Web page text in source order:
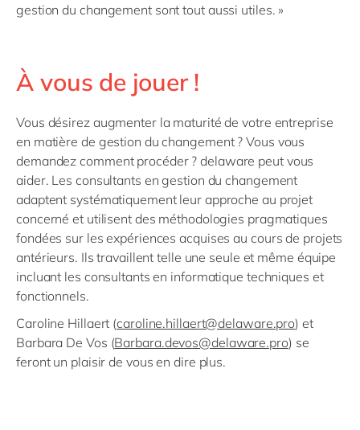
gestion du changement sont tout aussi utiles. »
À vous de jouer !
Vous désirez augmenter la maturité de votre entreprise
en matière de gestion du changement ? Vous vous
demandez comment procéder ? delaware peut vous
aider. Les consultants en gestion du changement
adaptent systématiquement leur approche au projet
concerné et utilisent des méthodologies pragmatiques
fondées sur les expériences acquises au cours de projets
antérieurs. Ils travaillent telle une seule et même équipe
incluant les consultants en informatique techniques et
fonctionnels.
Caroline Hillaert (caroline.hillaert@delaware.pro) et
Barbara De Vos (Barbara.devos@delaware.pro) se
feront un plaisir de vous en dire plus.